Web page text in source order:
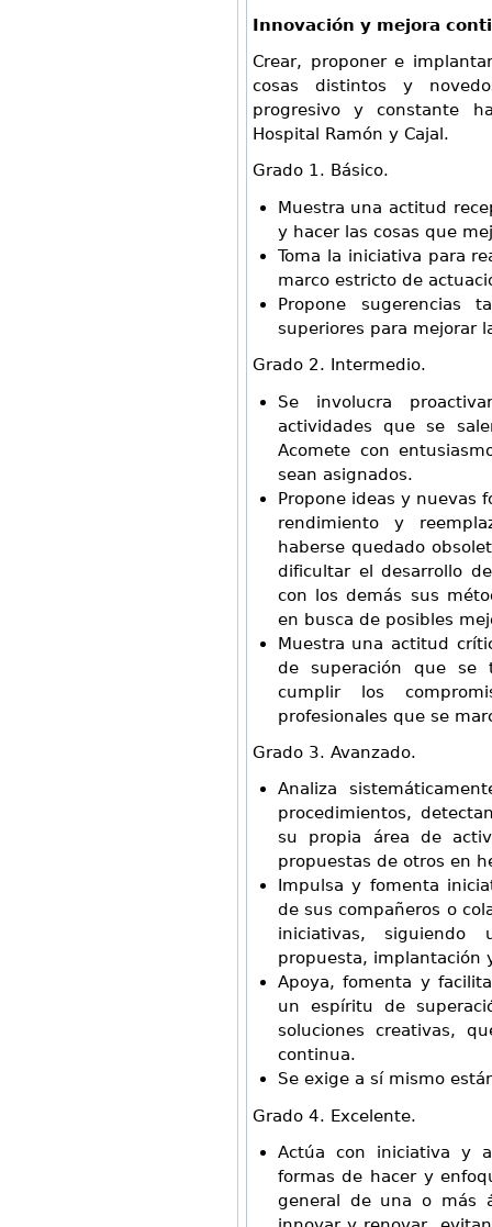
Innovación y mejora
Crear, proponer e
cosas distintos y
progresivo y constante
Hospital Ramón y Cajal.
Grado 1. Básico.
Muestra una actitud
y hacer las cosas que
Toma la iniciativa para
marco estricto de
Propone sugerencias
superiores para mejorar
Grado 2. Intermedio.
Se involucra
actividades que se
Acomete con
sean asignados.
Propone ideas y nuevas
rendimiento y
haberse quedado
dificultar el desarrollo
con los demás sus
en busca de posibles
Muestra una actitud
de superación que se
cumplir los
profesionales que se
Grado 3. Avanzado.
Analiza
procedimientos,
su propia área de
propuestas de otros en
Impulsa y fomenta
de sus compañeros o
iniciativas, siguiendo
propuesta, implantación
Apoya, fomenta y
un espíritu de
soluciones creativas,
continua.
Se exige a sí mismo
Grado 4. Excelente.
Actúa con iniciativa y
formas de hacer y
general de una o más